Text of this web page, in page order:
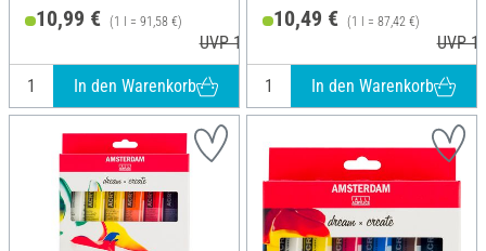
10,99 € (1 l = 91,58 €)
UVP 12,40 €
In den Warenkorb
10,49 € (1 l = 87,42 €)
UVP
In den Warenkorb